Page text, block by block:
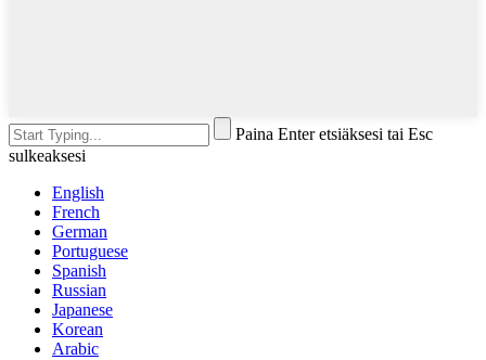
Paina Enter etsiäksesi tai Esc
sulkeaksesi
English
French
German
Portuguese
Spanish
Russian
Japanese
Korean
Arabic